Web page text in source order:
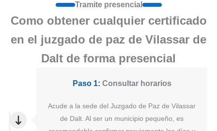
Tramite presencial
Como obtener cualquier certificado
en el juzgado de paz de Vilassar de
Dalt de forma presencial
Paso 1: Consultar horarios
Acude a la sede del Juzgado de Paz de Vilassar
de Dalt. Al ser un municipio pequeño, es